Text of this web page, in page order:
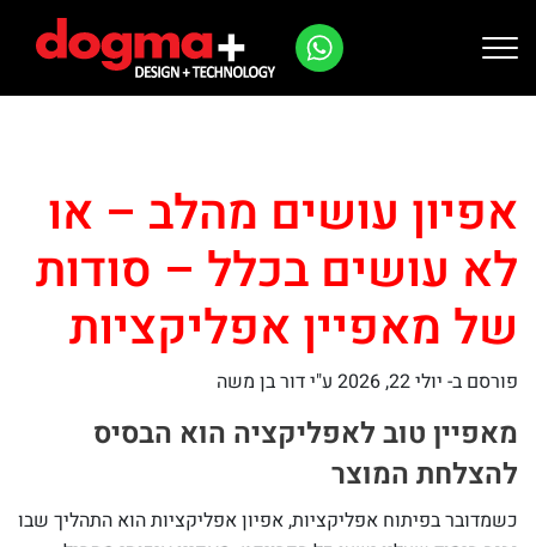
אפיון עושים מהלב – או
לא עושים בכלל – סודות
של מאפיין אפליקציות
פורסם ב- יולי 22, 2026 ע"י דור בן משה
מאפיין טוב לאפליקציה הוא הבסיס
להצלחת המוצר
כשמדובר בפיתוח אפליקציות, אפיון אפליקציות הוא התהליך שבו